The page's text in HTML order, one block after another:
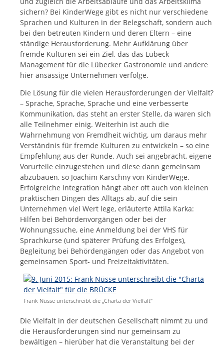
sichern? Bei KinderWege gibt es nicht nur verschiedene
Sprachen und Kulturen in der Belegschaft, sondern auch
bei den betreuten Kindern und deren Eltern – eine
ständige Herausforderung. Mehr Aufklärung über
fremde Kulturen sei ein Ziel, das das Lübeck
Management für die Lübecker Gastronomie und andere
hier ansässige Unternehmen verfolge.
Die Lösung für die vielen Herausforderungen der Vielfalt?
– Sprache, Sprache, Sprache und eine verbesserte
Kommunikation, das steht an erster Stelle, da waren sich
alle Teilnehmer einig. Weiterhin ist auch die
Wahrnehmung von Fremdheit wichtig, um daraus mehr
Verständnis für fremde Kulturen zu entwickeln – so eine
Empfehlung aus der Runde. Auch sei angebracht, eigene
Vorurteile einzugestehen und diese dann gemeinsam
abzubauen, so Joachim Karschny von KinderWege.
Erfolgreiche Integration hängt aber oft auch von kleinen
praktischen Dingen des Alltags ab, auf die sein
Unternehmen viel Wert lege, erläuterte Attila Karka:
Hilfen bei Behördenvorgängen oder bei der
Wohnungssuche, eine Anmeldung bei der VHS für
Sprachkurse (und späterer Prüfung des Erfolges),
Begleitung bei Behördengängen oder das Angebot von
gemeinsamen Sport- und Freizeitaktivitäten.
Frank Nüsse unterschreibt die „Charta der Vielfalt“
Die Vielfalt in der deutschen Gesellschaft nimmt zu und
die Herausforderungen sind nur gemeinsam zu
bewältigen – hierüber hat die Veranstaltung bei der